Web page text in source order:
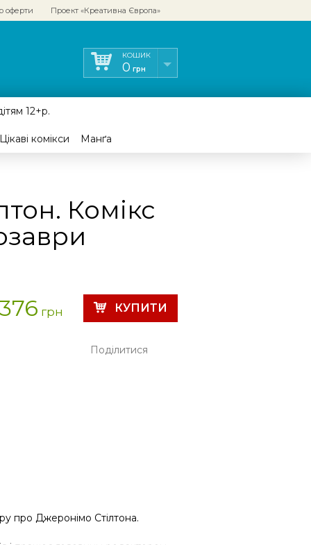
оферти Проект «Креативна Європа»
12+р.
Цікаві комікси Манґа
Комікс
376 грн
Поділитися
про Джеронімо Стілтона.
КОШИК
0 грн